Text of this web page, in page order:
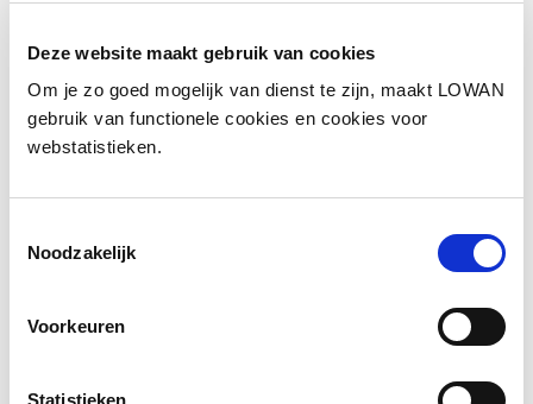
Deze website maakt gebruik van cookies
Om je zo goed mogelijk van dienst te zijn, maakt LOWAN
gebruik van functionele cookies en cookies voor
webstatistieken.
Noodzakelijk
Voorkeuren
Statistieken
met een andere school met de kennis die jij
Mail Simone